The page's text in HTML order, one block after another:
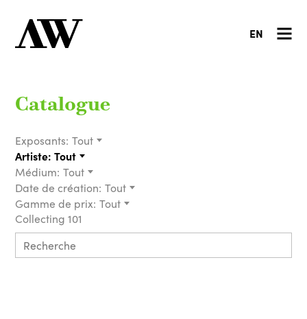
EN
Catalogue
Exposants: Tout
Artiste: Tout
Médium: Tout
Date de création: Tout
Gamme de prix: Tout
Collecting 101